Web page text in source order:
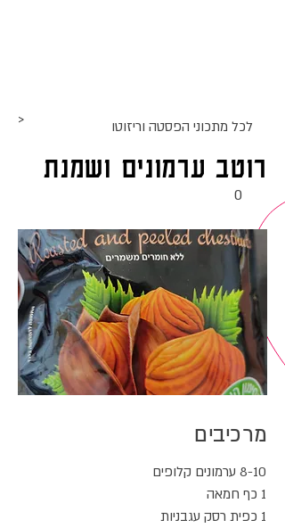
לכל מתכוני הפסטה וריזוטו >
רוטב ערמונים ושמנת
0
מרכיבים
8-10 ערמונים קלופים
1 כף חמאה
1 כפית רסק עגבניות